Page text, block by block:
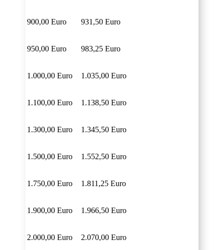
900,00 Euro 931,50 Euro
950,00 Euro 983,25 Euro
1.000,00 Euro 1.035,00 Euro
1.100,00 Euro 1.138,50 Euro
1.300,00 Euro 1.345,50 Euro
1.500,00 Euro 1.552,50 Euro
1.750,00 Euro 1.811,25 Euro
1.900,00 Euro 1.966,50 Euro
2.000,00 Euro 2.070,00 Euro